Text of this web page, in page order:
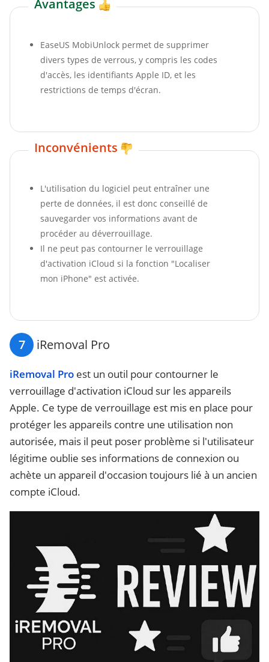
Avantages
EaseUS MobiUnlock permet de supprimer
divers types de verrous, y compris les codes
d'accès, les identifiants Apple ID, et les
restrictions de temps d'écran.
Inconvénients
L'utilisation du logiciel peut entraîner une
perte de données, il est donc conseillé de
sauvegarder vos informations avant de
procéder au déverrouillage.
Il ne peut pas contourner le verrouillage
d'activation iCloud si la fonction "Localiser
mon iPhone" est activée.
7 iRemoval Pro
iRemoval Pro est un outil pour contourner le
verrouillage d'activation iCloud sur les appareils
Apple. Ce type de verrouillage est mis en place pour
protéger les appareils contre une utilisation non
autorisée, mais il peut poser problème si l'utilisateur
légitime oublie ses informations de connexion ou
achète un appareil d'occasion toujours lié à un ancien
compte iCloud.